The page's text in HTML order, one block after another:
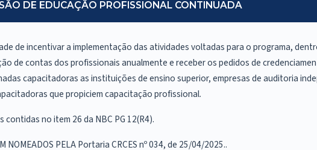
DE EDUCAÇÃO PROFISSIONAL CONTINUADA
de incentivar a implementação das atividades voltadas para o programa,
de contas dos profissionais anualmente e receber os pedidos de
capacitadoras as instituições de ensino superior, empresas de auditoria
que propiciem capacitação profissional.
contidas no item 26 da NBC PG 12(R4).
NOMEADOS PELAPortaria CRCES nº 034, de 25/04/2025..